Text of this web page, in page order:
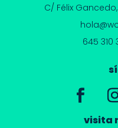
C/ Félix
645 310
visita